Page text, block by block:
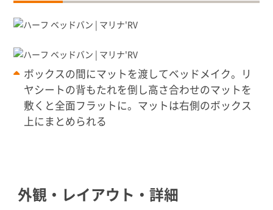
ボックスの間にマットを渡してベッドメイク。リ
ヤシートの背もたれを倒し高さ合わせのマットを
敷くと全面フラットに。マットは右側のボックス
上にまとめられる
外観・レイアウト・詳細